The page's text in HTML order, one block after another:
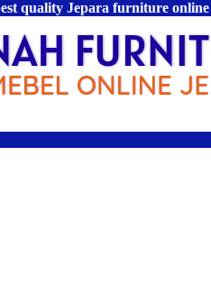
quality Jepara furniture online